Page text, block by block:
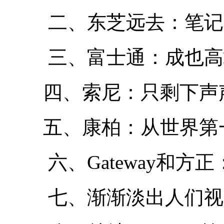
二、东芝远去：笔记
三、富士通：成也高
四、索尼：只剩下声
五、康柏：从世界第
六、Gateway和方正
七、渐渐淡出人们视